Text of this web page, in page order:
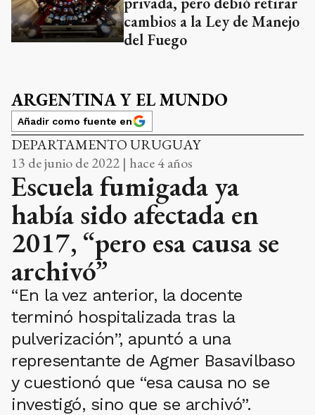
cambios a la Ley de Manejo
del Fuego
ARGENTINA Y EL MUNDO
Añadir como fuente en
DEPARTAMENTO URUGUAY
13 de junio de 2022 | hace 4 años
Escuela fumigada ya
había sido afectada en
2017, “pero esa causa se
archivó”
“En la vez anterior, la docente
terminó hospitalizada tras la
pulverización”, apuntó a una
representante de Agmer Basavilbaso
y cuestionó que “esa causa no se
investigó, sino que se archivó”.